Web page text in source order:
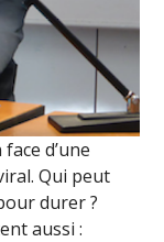
d’une
Qui peut
durer ?
aussi :